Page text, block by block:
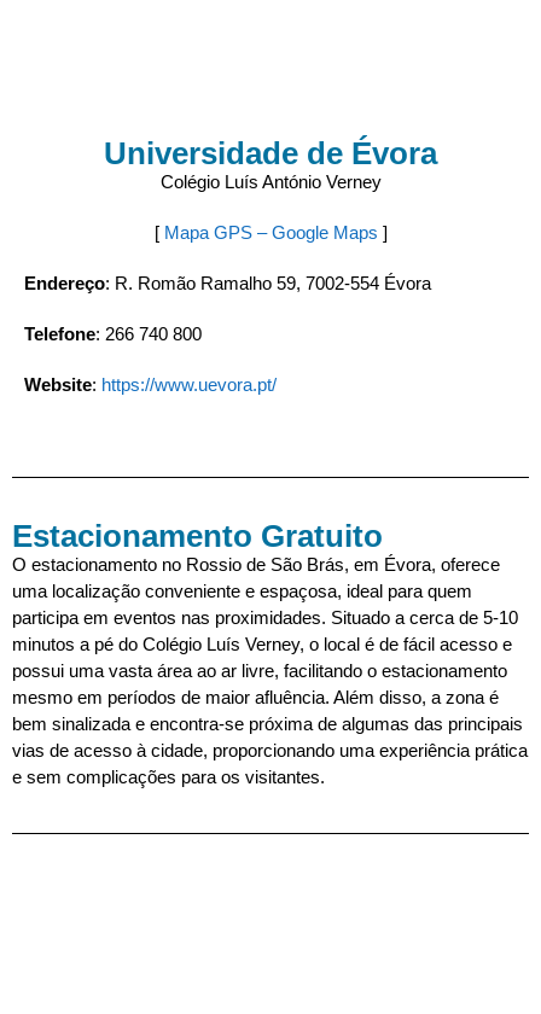
Universidade de Évora
Colégio Luís António Verney
[ Mapa GPS – Google Maps ]
Endereço: R. Romão Ramalho 59, 7002-554 Évora
Telefone: 266 740 800
Website: https://www.uevora.pt/
Estacionamento Gratuito
O estacionamento no Rossio de São Brás, em Évora, oferece
uma localização conveniente e espaçosa, ideal para quem
participa em eventos nas proximidades. Situado a cerca de 5-10
minutos a pé do Colégio Luís Verney, o local é de fácil acesso e
possui uma vasta área ao ar livre, facilitando o estacionamento
mesmo em períodos de maior afluência. Além disso, a zona é
bem sinalizada e encontra-se próxima de algumas das principais
vias de acesso à cidade, proporcionando uma experiência prática
e sem complicações para os visitantes.